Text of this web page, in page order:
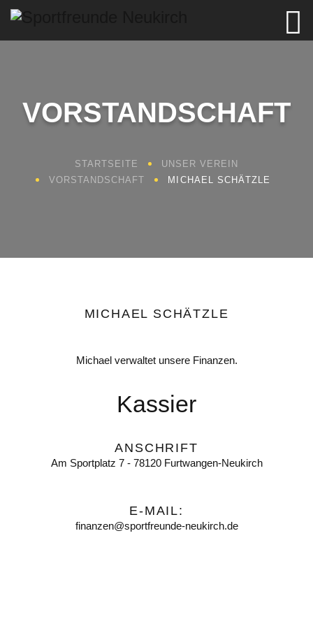
VORSTANDSCHAFT
STARTSEITE
UNSER VEREIN
VORSTANDSCHAFT
MICHAEL SCHÄTZLE
MICHAEL SCHÄTZLE
Michael verwaltet unsere Finanzen.
Kassier
ANSCHRIFT
Am Sportplatz 7 - 78120 Furtwangen-Neukirch
E-MAIL:
finanzen@sportfreunde-neukirch.de